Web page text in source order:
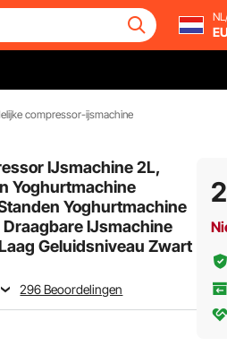
compressor-ijsmachine
IJsmachine 2L,
Yoghurtmachine
Yoghurtmachine
IJsmachine
Geluidsniveau Zwart
296 Beoordelingen